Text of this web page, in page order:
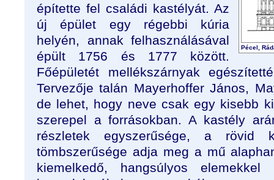
Pécel,
építette fel családi kastélyát. Az
új épület egy régebbi kúria
helyén, annak felhasználásával
épült 1756 és 1777 között.
Főépületét mellékszárnyak
Tervezője talán Mayerhoffer János,
de lehet, hogy neve csak egy kisebb
szerepel a forrásokban. A kastély
részletek egyszerűsége, a rövid
tömbszerűsége adja meg a mű
kiemelkedő, hangsúlyos